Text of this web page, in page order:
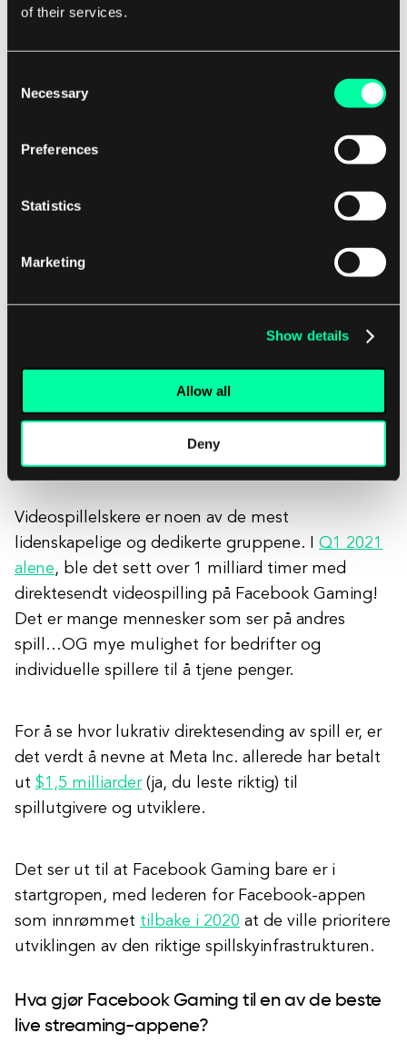
of their services.
Selection
Necessary
Preferences
Statistics
Marketing
Show details
Allow all
Deny
direktesendingstjenesten hvis
Deres algoritme er kjent for sine
riktig målgruppe (TikTok blir til og med
Det kan være en kostnadseffektiv og
markedsføringsstrategi for merket ditt.
Spesielt hvis du produserer innhold som
tilfører verdi til demografien din gjennom
Facebook Gaming
Videospillelskere er noen av de mest
lidenskapelige og dedikerte gruppene. I Q1 2021
alene, ble det sett over 1 milliard timer med
direktesendt videospilling på Facebook Gaming!
Det er mange mennesker som ser på andres
spill…OG mye mulighet for bedrifter og
individuelle spillere til å tjene penger.
For å se hvor lukrativ direktesending av spill er, er
det verdt å nevne at Meta Inc. allerede har betalt
ut $1,5 milliarder(ja, du leste riktig) til
spillutgivere og utviklere.
Det ser ut til at Facebook Gaming bare er i
startgropen, med lederen for Facebook-appen
som innrømmet tilbake i 2020 at de ville prioritere
utviklingen av den riktige spillskyinfrastrukturen.
Hva gjør Facebook Gaming til en av de beste
live streaming-appene?